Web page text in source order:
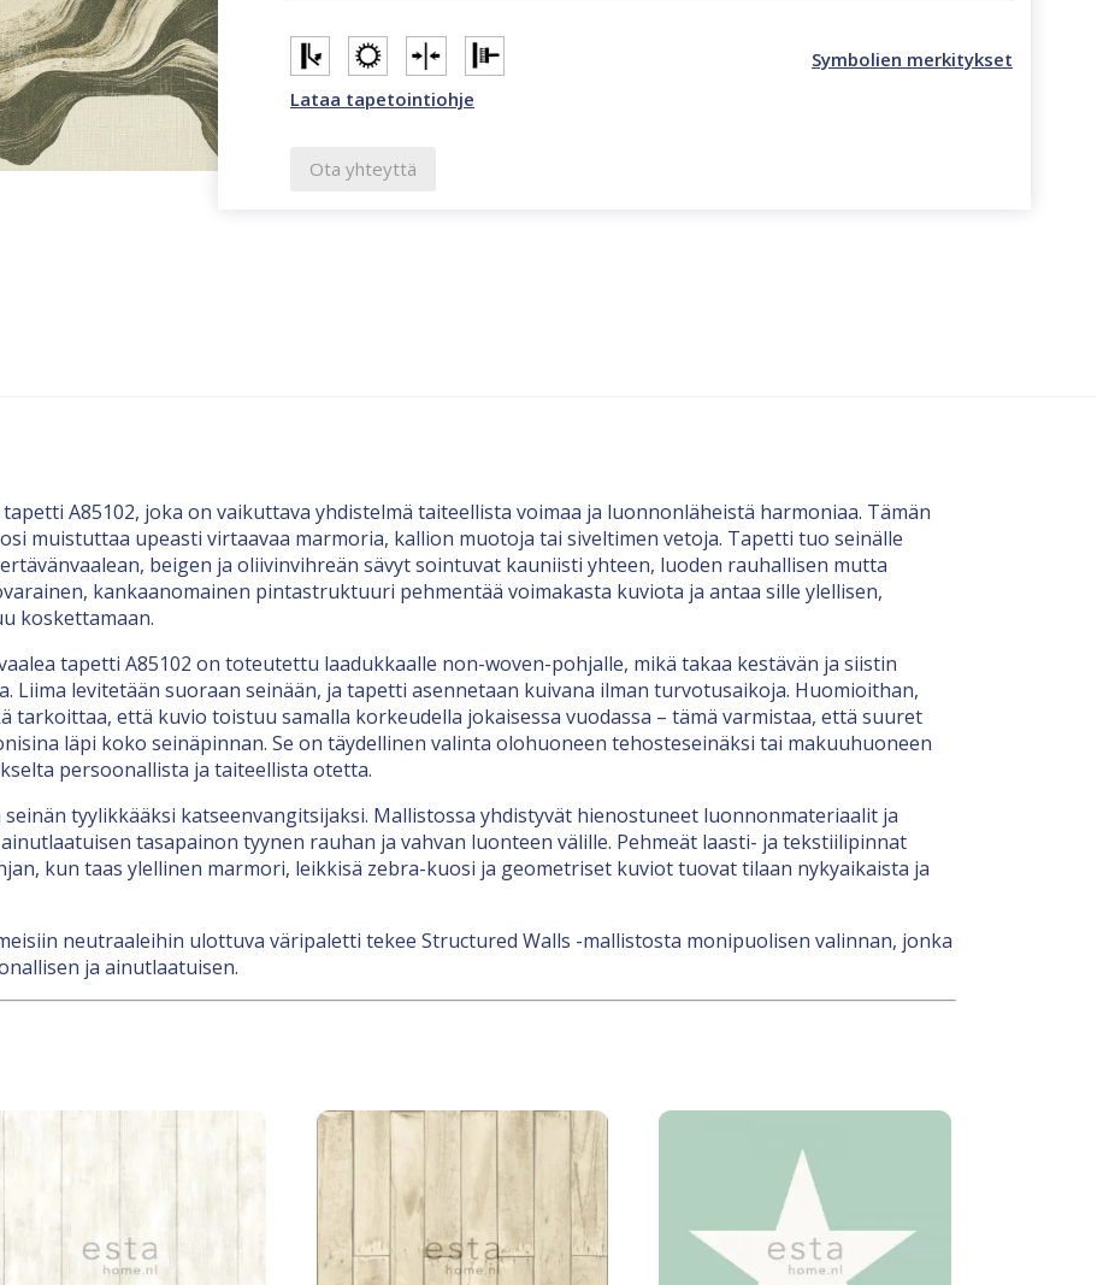
A85102
määrä
Symbolien merkitykset
Lataa tapetointiohje
Ota yhteyttä
A85102, joka on vaikuttava yhdistelmä taiteellista voimaa ja luonnonläheistä harmoniaa. Tämän
muistuttaa upeasti virtaavaa marmoria, kallion muotoja tai siveltimen vetoja. Tapetti tuo seinälle
beigen ja oliivinvihreän sävyt sointuvat kauniisti yhteen, luoden rauhallisen mutta
kankaanomainen pintastruktuuri pehmentää voimakasta kuviota ja antaa sille ylellisen,
koskettamaan.
tapetti A85102 on toteutettu laadukkaalle non-woven-pohjalle, mikä takaa kestävän ja siistin
Liima levitetään suoraan seinään, ja tapetti asennetaan kuivana ilman turvotusaikoja. Huomioithan,
tarkoittaa, että kuvio toistuu samalla korkeudella jokaisessa vuodassa – tämä varmistaa, että suuret
läpi koko seinäpinnan. Se on täydellinen valinta olohuoneen tehosteseinäksi tai makuuhuoneen
persoonallista ja taiteellista otetta.
tyylikkääksi katseenvangitsijaksi. Mallistossa yhdistyvät hienostuneet luonnonmateriaalit ja
tasapainon tyynen rauhan ja vahvan luonteen välille. Pehmeät laasti- ja tekstiilipinnat
kun taas ylellinen marmori, leikkisä zebra-kuosi ja geometriset kuviot tuovat tilaan nykyaikaista ja
neutraaleihin ulottuva väripaletti tekee Structured Walls -mallistosta monipuolisen valinnan, jonka
ja ainutlaatuisen.